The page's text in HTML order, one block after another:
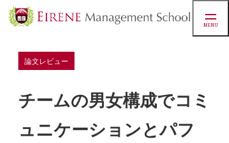
MENU
論文レビュー
チームの男女構成でコミ
ュニケーションとパフ